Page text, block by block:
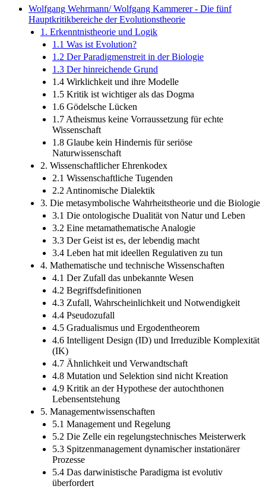
Wolfgang Wehrmann/ Wolfgang Kammerer - Die fünf
Hauptkritikbereiche der Evolutionstheorie
1. Erkenntnistheorie und Logik
1.1 Was ist Evolution?
1.2 Der Paradigmenstreit in der Biologie
1.3 Der hinreichende Grund
1.4 Wirklichkeit und ihre Modelle
1.5 Kritik ist wichtiger als das Dogma
1.6 Gödelsche Lücken
1.7 Atheismus keine Vorraussetzung für echte
Wissenschaft
1.8 Glaube kein Hindernis für seriöse
Naturwissenschaft
2. Wissenschaftlicher Ehrenkodex
2.1 Wissenschaftliche Tugenden
2.2 Antinomische Dialektik
3. Die metasymbolische Wahrheitstheorie und die Biologie
3.1 Die ontologische Dualität von Natur und Leben
3.2 Eine metamathematische Analogie
3.3 Der Geist ist es, der lebendig macht
3.4 Leben hat mit ideellen Regulativen zu tun
4. Mathematische und technische Wissenschaften
4.1 Der Zufall das unbekannte Wesen
4.2 Begriffsdefinitionen
4.3 Zufall, Wahrscheinlichkeit und Notwendigkeit
4.4 Pseudozufall
4.5 Gradualismus und Ergodentheorem
4.6 Intelligent Design (ID) und Irreduzible Komplexität
(IK)
4.7 Ähnlichkeit und Verwandtschaft
4.8 Mutation und Selektion sind nicht Kreation
4.9 Kritik an der Hypothese der autochthonen
Lebensentstehung
5. Managementwissenschaften
5.1 Management und Regelung
5.2 Die Zelle ein regelungstechnisches Meisterwerk
5.3 Spitzenmanagement dynamischer instationärer
Prozesse
5.4 Das darwinistische Paradigma ist evolutiv
überfordert